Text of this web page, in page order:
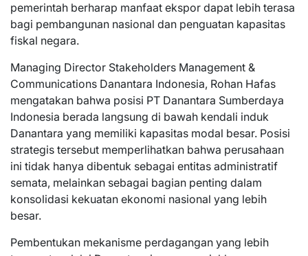
pemerintah berharap manfaat ekspor dapat lebih terasa
bagi pembangunan nasional dan penguatan kapasitas
fiskal negara.
Managing Director Stakeholders Management &
Communications Danantara Indonesia, Rohan Hafas
mengatakan bahwa posisi PT Danantara Sumberdaya
Indonesia berada langsung di bawah kendali induk
Danantara yang memiliki kapasitas modal besar. Posisi
strategis tersebut memperlihatkan bahwa perusahaan
ini tidak hanya dibentuk sebagai entitas administratif
semata, melainkan sebagai bagian penting dalam
konsolidasi kekuatan ekonomi nasional yang lebih
besar.
Pembentukan mekanisme perdagangan yang lebih